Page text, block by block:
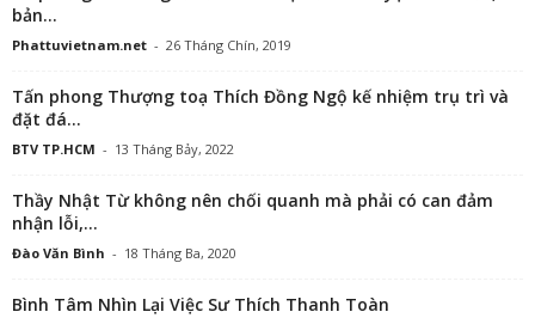
bản...
Phattuvietnam.net - 26 Tháng Chín, 2019
Tấn phong Thượng toạ Thích Đồng Ngộ kế nhiệm trụ trì và
đặt đá...
BTV TP.HCM - 13 Tháng Bảy, 2022
Thầy Nhật Từ không nên chối quanh mà phải có can đảm
nhận lỗi,...
Đào Văn Bình - 18 Tháng Ba, 2020
Bình Tâm Nhìn Lại Việc Sư Thích Thanh Toàn